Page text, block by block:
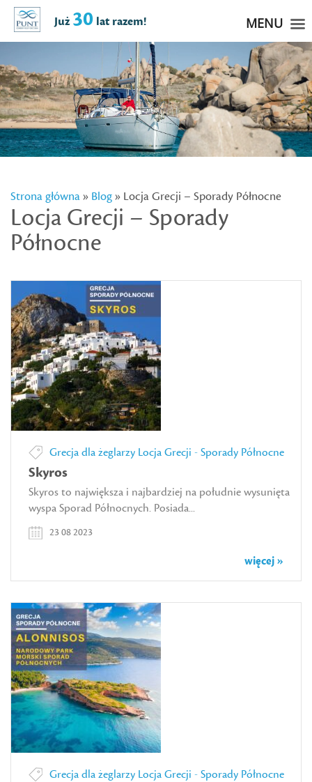
Strona główna» Blog» Locja Grecji – Sporady Północne
Locja Grecji – Sporady
Północne
Grecja dla żeglarzy Locja Grecji - Sporady Północne
Skyros
Skyros to największa i najbardziej na południe wysunięta
wyspa Sporad Północnych. Posiada...
więcej »
23 08 2023
Grecja dla żeglarzy Locja Grecji - Sporady Północne
Już30 lat razem! MENU